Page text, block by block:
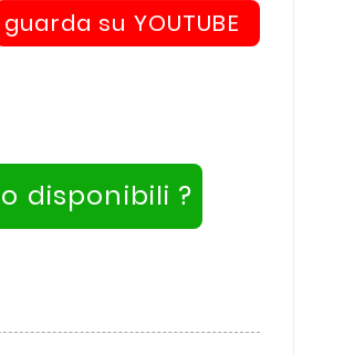
guarda su YOUTUBE
disponibili ?